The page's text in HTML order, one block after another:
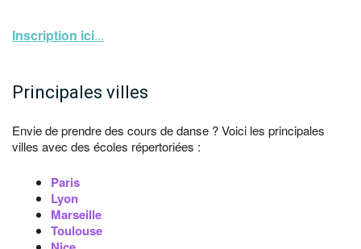
Inscription ici...
Principales villes
Envie de prendre des cours de danse ? Voici les principales
villes avec des écoles répertoriées :
Paris
Lyon
Marseille
Toulouse